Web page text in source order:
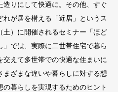
りにして快適に。その他、すぐ
が居を構える「近居」というス
土）に開催されるセミナー「ほど
」では、実際に二世帯住宅で暮ら
交えて多世帯での快適な住まいに
ざまな違いや暮らしに対する想
暮らしを実現するためのヒント